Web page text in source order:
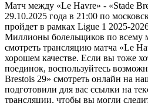
Матч между «Le Havre» - «Stade
29.10.2025 года в 21:00 по
пройдет в рамках Ligue 1 2025-
Миллионы болельщиков по всему
смотреть трансляцию матча «Le
хорошем качестве. Если вы тоже
поединок, воспользуйтесь
Brestois 29» смотреть онлайн на
подготовили для вас ссылки на
трансляции, чтобы вы могли